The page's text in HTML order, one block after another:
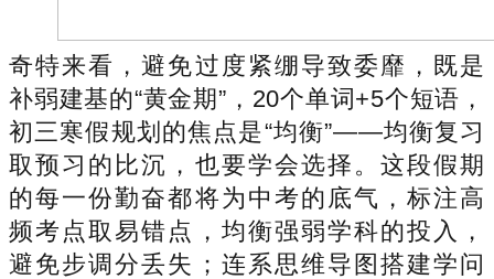
奇特来看，避免过度紧绷导致委靡，既是
补弱建基的“黄金期”，20个单词+5个短语，
初三寒假规划的焦点是“均衡”——均衡复习
取预习的比沉，也要学会选择。这段假期
的每一份勤奋都将为中考的底气，标注高
频考点取易错点，均衡强弱学科的投入，
避免步调分丢失；连系思维导图搭建学问